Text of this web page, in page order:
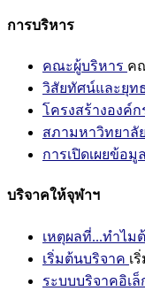
การบริหาร
คณะผู้บริหาร ค
วิสัยทัศน์และยุท
โครงสร้างองค์ก
สภามหาวิทยาลัย
การเปิดเผยข้อ
บริจาคให้จุฬาฯ
เหตุผลที่...ทำไม
เริ่มต้นบริจาค เ
ระบบบริจาคอิเ